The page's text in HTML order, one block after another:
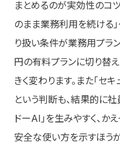
まとめるのが実効性のコ
のまま業務利用を続ける
り扱い条件が業務用プラ
円の有料プランに切り替
きく変わります。また「セ
という判断も、結果的に
ドーAI」を生みやすく、か
安全な使い方を示すほう